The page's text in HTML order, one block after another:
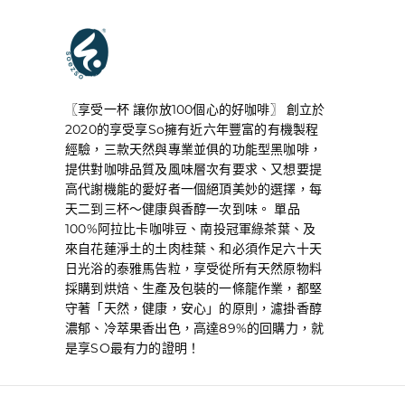
〖享受一杯 讓你放100個心的好咖啡〗 創立於
2020的享受享So擁有近六年豐富的有機製程
經驗，三款天然與專業並俱的功能型黑咖啡，
提供對咖啡品質及風味層次有要求、又想要提
高代謝機能的愛好者一個絕頂美妙的選擇，每
天二到三杯～健康與香醇一次到味。 單品
100%阿拉比卡咖啡豆、南投冠軍綠茶葉、及
來自花蓮淨土的土肉桂葉、和必須作足六十天
日光浴的泰雅馬告粒，享受從所有天然原物料
採購到烘焙、生產及包裝的一條龍作業，都堅
守著「天然，健康，安心」的原則，濾掛香醇
濃郁、冷萃果香出色，高達89%的回購力，就
是享SO最有力的證明！